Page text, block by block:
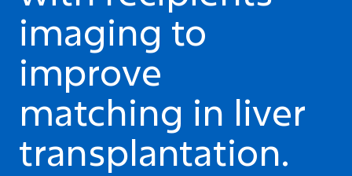
imaging to
improve
matching in liver
transplantation.